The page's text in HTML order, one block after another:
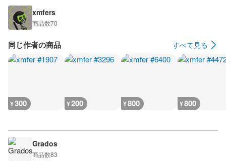
xmfers
商品数70
同じ作者の商品 すべて見る
¥300 ¥200 ¥800 ¥800
Grados
商品数83